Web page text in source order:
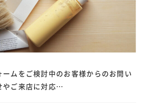
ームをご検討中のお客様からのお問い
やご来店に対応…